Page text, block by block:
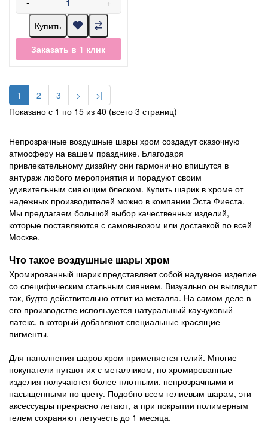
Купить
Заказать в 1 клик
1 2 3 >
>|
Показано с 1 по 15 из 40 (всего 3 страниц)
Непрозрачные воздушные шары хром создадут сказочную
атмосферу на вашем празднике. Благодаря
привлекательному дизайну они гармонично впишутся в
антураж любого мероприятия и порадуют своим
удивительным сияющим блеском. Купить шарик в хроме от
надежных производителей можно в компании Эста Фиеста.
Мы предлагаем большой выбор качественных изделий,
которые поставляются с самовывозом или доставкой по всей
Москве.
Что такое воздушные шары хром
Хромированный шарик представляет собой надувное изделие
со специфическим стальным сиянием. Визуально он выглядит
так, будто действительно отлит из металла. На самом деле в
его производстве используется натуральный каучуковый
латекс, в который добавляют специальные красящие
пигменты.
Для наполнения шаров хром применяется гелий. Многие
покупатели путают их с металликом, но хромированные
изделия получаются более плотными, непрозрачными и
насыщенными по цвету. Подобно всем гелиевым шарам, эти
аксессуары прекрасно летают, а при покрытии полимерным
гелем сохраняют летучесть до 1 месяца.